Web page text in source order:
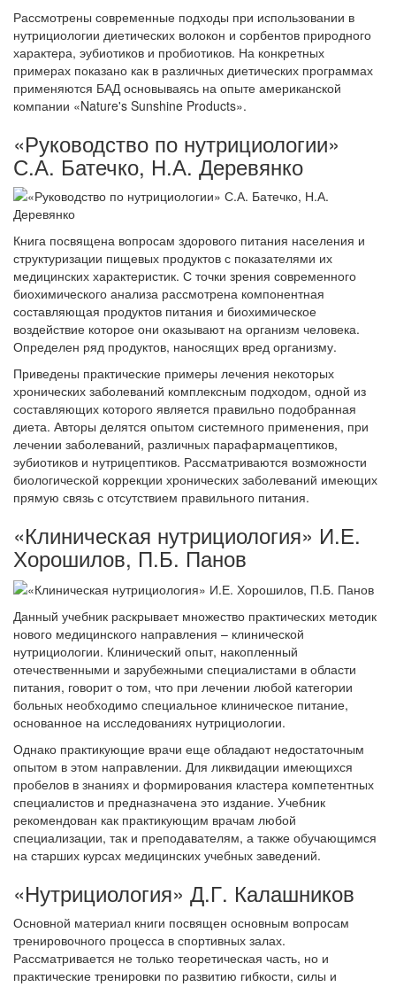
Рассмотрены современные подходы при использовании в
нутрициологии диетических волокон и сорбентов природного
характера, эубиотиков и пробиотиков. На конкретных
примерах показано как в различных диетических программах
применяются БАД основываясь на опыте американской
компании «Nature's Sunshine Products».
«Руководство по нутрициологии»
С.А. Батечко, Н.А. Деревянко
Книга посвящена вопросам здорового питания населения и
структуризации пищевых продуктов с показателями их
медицинских характеристик. С точки зрения современного
биохимического анализа рассмотрена компонентная
составляющая продуктов питания и биохимическое
воздействие которое они оказывают на организм человека.
Определен ряд продуктов, наносящих вред организму.
Приведены практические примеры лечения некоторых
хронических заболеваний комплексным подходом, одной из
составляющих которого является правильно подобранная
диета. Авторы делятся опытом системного применения, при
лечении заболеваний, различных парафармацептиков,
эубиотиков и нутрицептиков. Рассматриваются возможности
биологической коррекции хронических заболеваний имеющих
прямую связь с отсутствием правильного питания.
«Клиническая нутрициология» И.Е.
Хорошилов, П.Б. Панов
Данный учебник раскрывает множество практических методик
нового медицинского направления – клинической
нутрициологии. Клинический опыт, накопленный
отечественными и зарубежными специалистами в области
питания, говорит о том, что при лечении любой категории
больных необходимо специальное клиническое питание,
основанное на исследованиях нутрициологии.
Однако практикующие врачи еще обладают недостаточным
опытом в этом направлении. Для ликвидации имеющихся
пробелов в знаниях и формирования кластера компетентных
специалистов и предназначена это издание. Учебник
рекомендован как практикующим врачам любой
специализации, так и преподавателям, а также обучающимся
на старших курсах медицинских учебных заведений.
«Нутрициология» Д.Г. Калашников
Основной материал книги посвящен основным вопросам
тренировочного процесса в спортивных залах.
Рассматривается не только теоретическая часть, но и
практические тренировки по развитию гибкости, силы и